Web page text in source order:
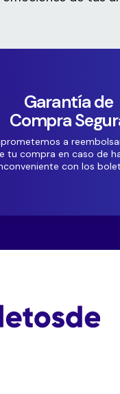
Garantía de
Compra
a
tu compra en caso de
con los